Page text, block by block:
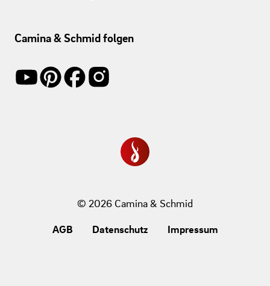
Camina & Schmid folgen
© 2026 Camina & Schmid
AGB Datenschutz Impressum